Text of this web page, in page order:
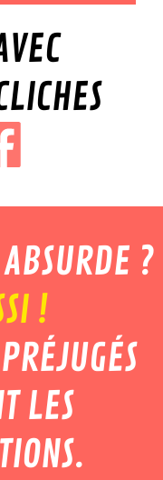
?
!
LES